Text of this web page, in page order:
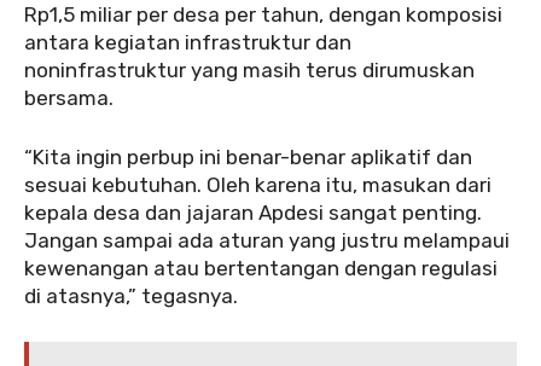
Rp1,5 miliar per desa per tahun, dengan komposisi
antara kegiatan infrastruktur dan
noninfrastruktur yang masih terus dirumuskan
bersama.
“Kita ingin perbup ini benar-benar aplikatif dan
sesuai kebutuhan. Oleh karena itu, masukan dari
kepala desa dan jajaran Apdesi sangat penting.
Jangan sampai ada aturan yang justru melampaui
kewenangan atau bertentangan dengan regulasi
di atasnya,” tegasnya.